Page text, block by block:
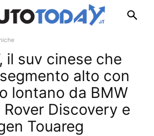
il suv cinese che
alto con
lontano da BMW
Rover Discovery e
Touareg